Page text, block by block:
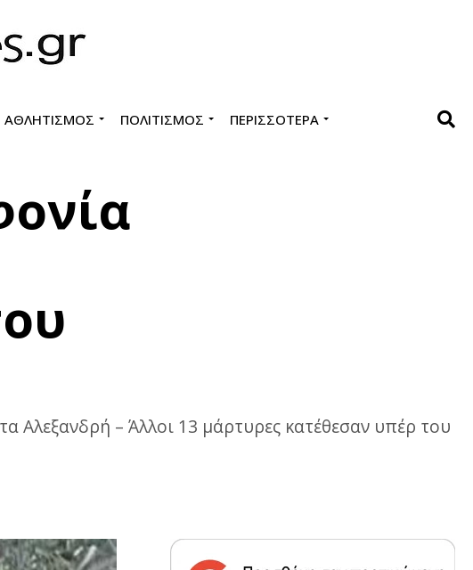
ΑΘΛΗΤΙΣΜΌΣ ΠΟΛΙΤΙΣΜΌΣ ΠΕΡΙΣΣΌΤΕΡΑ
Αλεξανδρή – Άλλοι 13 μάρτυρες κατέθεσαν υπέρ του